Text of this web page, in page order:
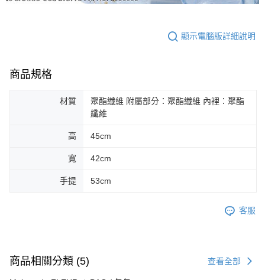
顯示電腦版詳細說明
商品規格
材質
聚酯纖維 附屬部分：聚酯纖維 內裡：聚酯
纖維
高 45cm
寬 42cm
手提 53cm
客服
商品相關分類 (5) 查看全部